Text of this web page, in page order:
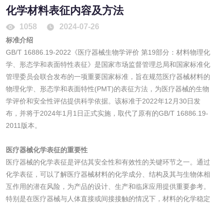
化学材料表征内容及方法
1058 2024-07-26
标准介绍
GB/T 16886.19-2022《医疗器械生物学评价 第19部分：材料物理化
学、形态学和表面特性表征》是国家市场监督管理总局和国家标准化
管理委员会联合发布的一项重要国家标准，旨在规范医疗器械材料的
物理化学、形态学和表面特性(PMT)的表征方法，为医疗器械的生物
学评价和安全性评估提供科学依据。该标准于2022年12月30日发
布，并将于2024年1月1日正式实施，取代了原有的GB/T 16886.19-
2011版本。
医疗器械化学表征的重要性
医疗器械的化学表征是评估其安全性和有效性的关键环节之一。通过
化学表征，可以了解医疗器械材料的化学成分、结构及其与生物体相
互作用的潜在风险，为产品的设计、生产和临床应用提供重要参考。
特别是在医疗器械与人体直接或间接接触的情况下，材料的化学稳定
消毒产品
成分分析配方研发 驱蚊检测
防霉检测 霉菌污染分析
微生物检测
化妆品